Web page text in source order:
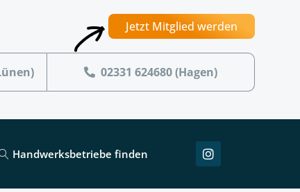
Jetzt Mitglied werden
02331 624680 (Hagen)
Handwerksbetriebe finden